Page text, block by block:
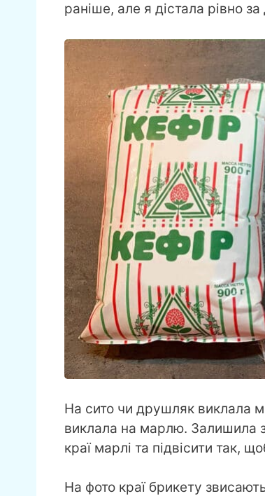
раніше, але я дістала рівно за
На сито чи друшляк виклала
виклала на марлю. Залишила
краї марлі та підвісити так,
На фото краї брикету